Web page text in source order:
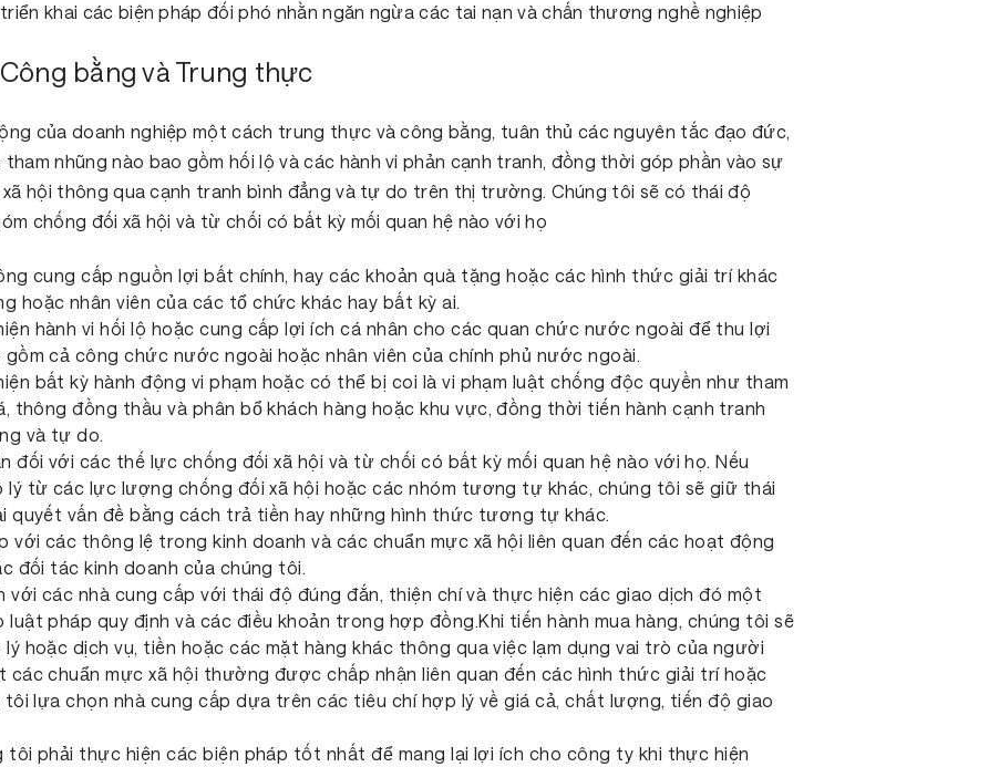
khai các biện pháp đối phó nhằn ngăn ngừa các tai nạn và chấn thương nghề nghiệp
bằng và Trung thực
của doanh nghiệp một cách trung thực và công bằng, tuân thủ các nguyên tắc đạo đức,
nhũng nào bao gồm hối lộ và các hành vi phản cạnh tranh, đồng thời góp phần vào sự
hội thông qua cạnh tranh bình đẳng và tự do trên thị trường. Chúng tôi sẽ có thái độ
chống đối xã hội và từ chối có bất kỳ mối quan hệ nào với họ
cung cấp nguồn lợi bất chính, hay các khoản quà tặng hoặc các hình thức giải trí khác
hoặc nhân viên của các tổ chức khác hay bất kỳ ai.
hành vi hối lộ hoặc cung cấp lợi ích cá nhân cho các quan chức nước ngoài để thu lợi
cả công chức nước ngoài hoặc nhân viên của chính phủ nước ngoài.
bất kỳ hành động vi phạm hoặc có thể bị coi là vi phạm luật chống độc quyền như tham
thông đồng thầu và phân bổ khách hàng hoặc khu vực, đồng thời tiến hành cạnh tranh
và tự do.
đối với các thế lực chống đối xã hội và từ chối có bất kỳ mối quan hệ nào với họ. Nếu
lý từ các lực lượng chống đối xã hội hoặc các nhóm tương tự khác, chúng tôi sẽ giữ thái
quyết vấn đề bằng cách trả tiền hay những hình thức tương tự khác.
với các thông lệ trong kinh doanh và các chuẩn mực xã hội liên quan đến các hoạt động
đối tác kinh doanh của chúng tôi.
với các nhà cung cấp với thái độ đúng đắn, thiện chí và thực hiện các giao dịch đó một
pháp quy định và các điều khoản trong hợp đồng.Khi tiến hành mua hàng, chúng tôi sẽ
hoặc dịch vụ, tiền hoặc các mặt hàng khác thông qua việc lạm dụng vai trò của người
các chuẩn mực xã hội thường được chấp nhận liên quan đến các hình thức giải trí hoặc
lựa chọn nhà cung cấp dựa trên các tiêu chí hợp lý về giá cả, chất lượng, tiến độ giao
tôi phải thực hiện các biện pháp tốt nhất để mang lại lợi ích cho công ty khi thực hiện